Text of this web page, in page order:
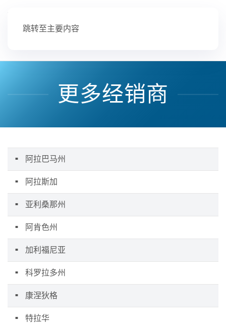
跳转至主要内容
更多经销商
阿拉巴马州
阿拉斯加
亚利桑那州
阿肯色州
加利福尼亚
科罗拉多州
康涅狄格
特拉华